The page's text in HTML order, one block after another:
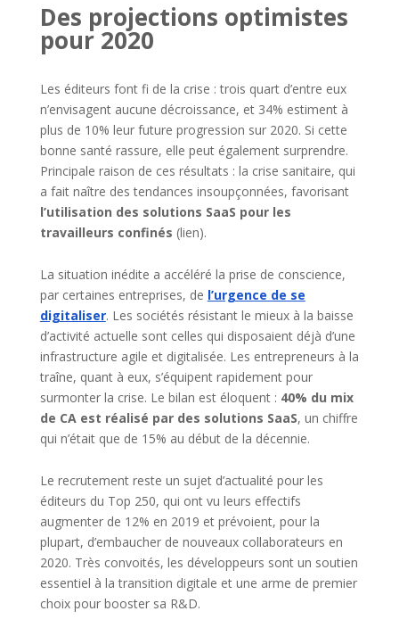
Des projections optimistes
pour 2020
Les éditeurs font fi de la crise : trois quart d’entre eux
n’envisagent aucune décroissance, et 34% estiment à
plus de 10% leur future progression sur 2020. Si cette
bonne santé rassure, elle peut également surprendre.
Principale raison de ces résultats : la crise sanitaire, qui
a fait naître des tendances insoupçonnées, favorisant
l’utilisation des solutions SaaS pour les
travailleurs confinés (lien).
La situation inédite a accéléré la prise de conscience,
par certaines entreprises, de l’urgence de se
digitaliser. Les sociétés résistant le mieux à la baisse
d’activité actuelle sont celles qui disposaient déjà d’une
infrastructure agile et digitalisée. Les entrepreneurs à la
traîne, quant à eux, s’équipent rapidement pour
surmonter la crise. Le bilan est éloquent : 40% du mix
de CA est réalisé par des solutions SaaS, un chiffre
qui n’était que de 15% au début de la décennie.
Le recrutement reste un sujet d’actualité pour les
éditeurs du Top 250, qui ont vu leurs effectifs
augmenter de 12% en 2019 et prévoient, pour la
plupart, d’embaucher de nouveaux collaborateurs en
2020. Très convoités, les développeurs sont un soutien
essentiel à la transition digitale et une arme de premier
choix pour booster sa R&D.